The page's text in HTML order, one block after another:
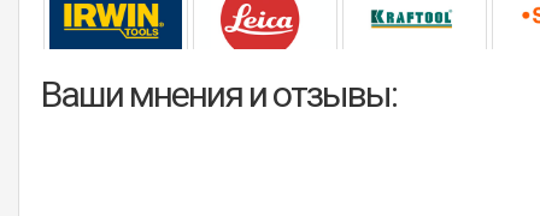
Ваши мнения и отзывы: